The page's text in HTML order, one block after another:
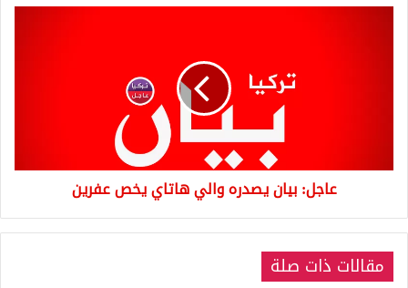
عاجل: بيان يصدره والي هاتاي يخص عفرين
مقالات ذات صلة